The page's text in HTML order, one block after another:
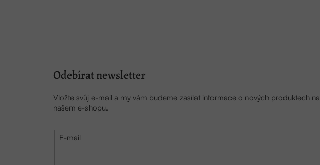
Odebírat newsletter
Vložte svůj e-mail a my vám budeme zasílat informace o nových produktech na
našem e-shopu.
E-mail